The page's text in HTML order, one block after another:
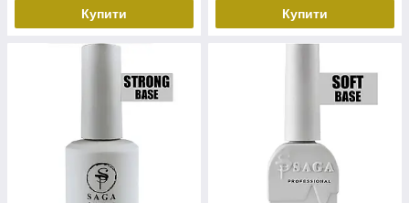
Купити Купити